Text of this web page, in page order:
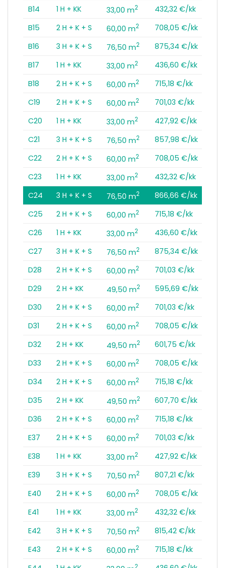
B14
1 H + KK 33,00 m2
432,32 €/kk
B15
2 H + K + S 60,00 m2
708,05 €/kk
B16
3 H + K + S 76,50 m2
875,34 €/kk
B17
1 H + KK 33,00 m2
436,60 €/kk
B18
2 H + K + S 60,00 m2
715,18 €/kk
C19
2 H + K + S 60,00 m2
701,03 €/kk
C20
1 H + KK 33,00 m2
427,92 €/kk
C21
3 H + K + S 76,50 m2
857,98 €/kk
C22
2 H + K + S 60,00 m2
708,05 €/kk
C23
1 H + KK 33,00 m2
432,32 €/kk
C24
3 H + K + S 76,50 m2
866,66 €/kk
C25
2 H + K + S 60,00 m2
715,18 €/kk
C26
1 H + KK 33,00 m2
436,60 €/kk
C27
3 H + K + S 76,50 m2
875,34 €/kk
D28
2 H + K + S 60,00 m2
701,03 €/kk
D29
2 H + KK 49,50 m2
595,69 €/kk
D30
2 H + K + S 60,00 m2
701,03 €/kk
D31
2 H + K + S 60,00 m2
708,05 €/kk
D32
2 H + KK 49,50 m2
601,75 €/kk
D33
2 H + K + S 60,00 m2
708,05 €/kk
D34
2 H + K + S 60,00 m2
715,18 €/kk
D35
2 H + KK 49,50 m2
607,70 €/kk
D36
2 H + K + S 60,00 m2
715,18 €/kk
E37
2 H + K + S 60,00 m2
701,03 €/kk
E38
1 H + KK 33,00 m2
427,92 €/kk
E39
3 H + K + S 70,50 m2
807,21 €/kk
E40
2 H + K + S 60,00 m2
708,05 €/kk
E41
1 H + KK 33,00 m2
432,32 €/kk
E42
3 H + K + S 70,50 m2
815,42 €/kk
E43
2 H + K + S 60,00 m2
715,18 €/kk
2